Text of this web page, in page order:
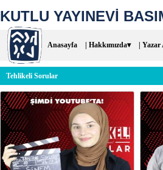
KUTLU YAYINEVİ
Anasayfa | Hakkımızda▾ |
Tehlikeli Sorular